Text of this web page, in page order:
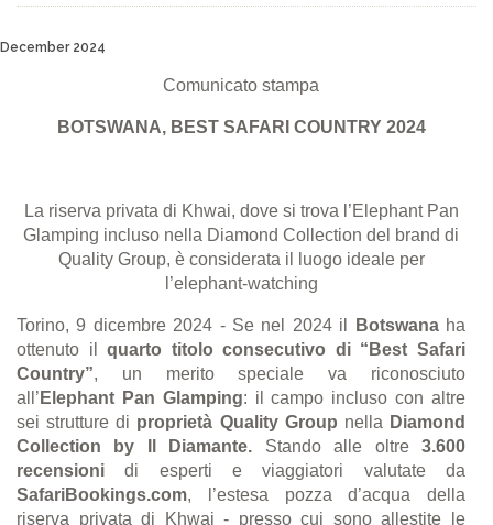
December 2024
Comunicato stampa
BOTSWANA, BEST SAFARI COUNTRY 2024
La riserva privata di Khwai, dove si trova l’Elephant Pan
Glamping incluso nella Diamond Collection del brand di
Quality Group, è considerata il luogo ideale per
l’elephant-watching
Torino, 9 dicembre 2024 - Se nel 2024 il Botswanaha
ottenuto ilquarto titolo consecutivo di “Best Safari
Country”, un merito speciale va riconosciuto
all’ Elephant Pan Glamping: il campo incluso con altre
sei strutture di proprietà Quality Group nella Diamond
Collection by Il Diamante. Stando alle oltre3.600
recensioni di esperti e viaggiatori valutate da
SafariBookings.com, l’estesa pozza d’acqua della
riserva privata di Khwai - presso cui sono allestite le